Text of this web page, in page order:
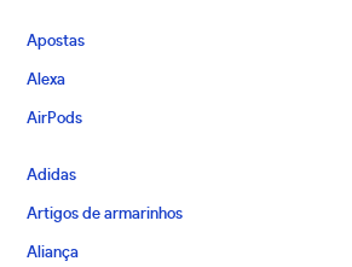
Apostas
Alexa
AirPods
Adidas
Artigos de armarinhos
Aliança